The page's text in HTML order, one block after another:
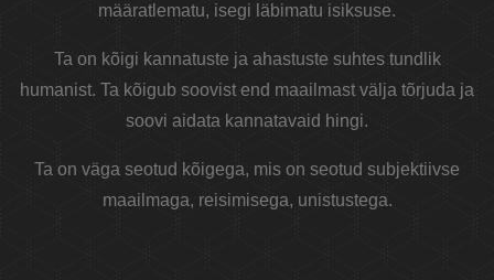
määratlematu, isegi läbimatu isiksuse.
Ta on kõigi kannatuste ja ahastuste suhtes tundlik
humanist. Ta kõigub soovist end maailmast välja tõrjuda ja
soovi aidata kannatavaid hingi.
Ta on väga seotud kõigega, mis on seotud subjektiivse
maailmaga, reisimisega, unistustega.